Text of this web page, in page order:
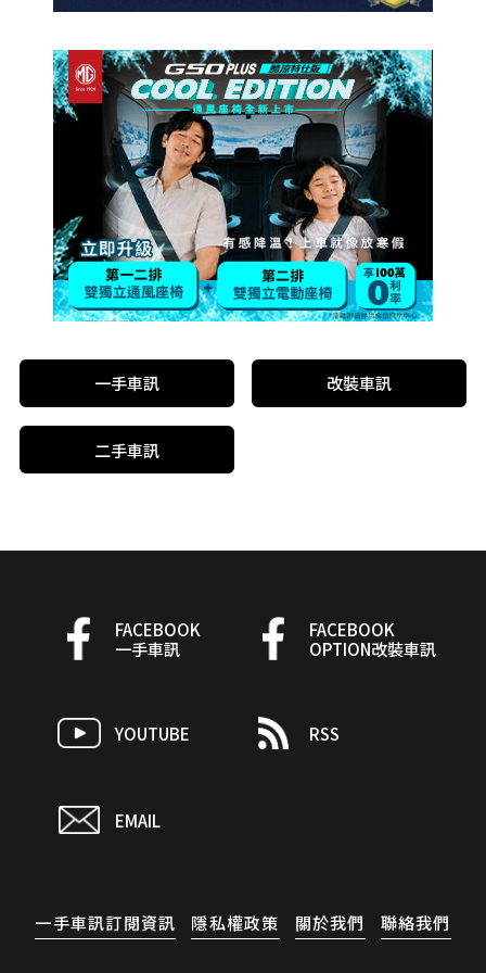
一手車訊 改裝車訊
二手車訊
FACEBOOK
一手車訊
FACEBOOK
OPTION改裝車訊
YOUTUBE RSS
EMAIL
一手車訊訂閱資訊 隱私權政策 關於我們 聯絡我們